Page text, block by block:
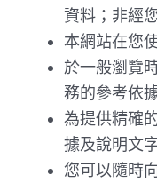
資料；非經
本網站在您
於一般瀏覽
務的參考依
為提供精確
據及說明文
您可以隨時